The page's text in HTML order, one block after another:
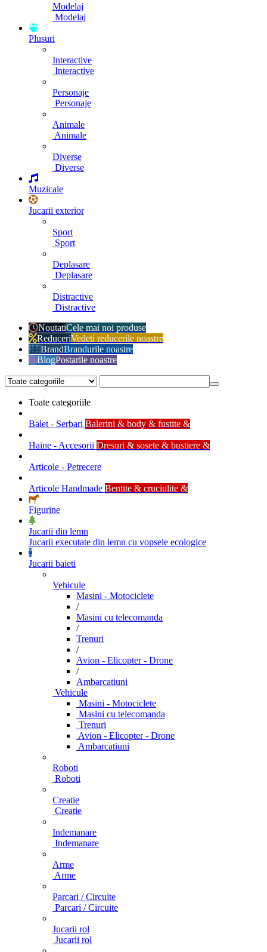
Modelaj
Modelaj
Plusuri
Interactive
Interactive
Personaje
Personaje
Animale
Animale
Diverse
Diverse
Muzicale
Jucarii exterior
Sport
Sport
Deplasare
Deplasare
Distractive
Distractive
NoutatiCele mai noi produse
ReduceriVedeti reducerile noastre
BrandBrandurile noastre
BlogPostarile noastre
Toate categoriile
Balet - Serbari Balerini & body & fustite &
Haine - Accesorii Dresuri & sosete & bustiere &
Articole - Petrecere
Articole Handmade Bentite & cruciulite &
Figurine
Jucarii din lemn
Jucarii executate din lemn cu vopsele ecologice
Jucarii baieti
Vehicule
Masini - Motociclete
/
Masini cu telecomanda
/
Trenuri
/
Avion - Elicopter - Drone
/
Ambarcatiuni
Vehicule
Masini - Motociclete
Masini cu telecomanda
Trenuri
Avion - Elicopter - Drone
Ambarcatiuni
Roboti
Roboti
Creatie
Creatie
Indemanare
Indemanare
Arme
Arme
Parcari / Circuite
Parcari / Circuite
Jucarii rol
Jucarii rol